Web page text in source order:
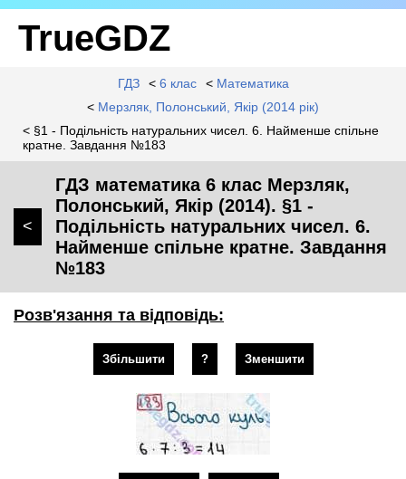
TrueGDZ
ГДЗ < 6 клас < Математика
< Мерзляк, Полонський, Якір (2014 рік)
< §1 - Подільність натуральних чисел. 6. Найменше спільне
кратне. Завдання №183
<
ГДЗ математика 6 клас Мерзляк,
Полонський, Якір (2014). §1 -
Подільність натуральних чисел. 6.
Найменше спільне кратне. Завдання
№183
Розв'язання та відповідь:
Збільшити ? Зменшити